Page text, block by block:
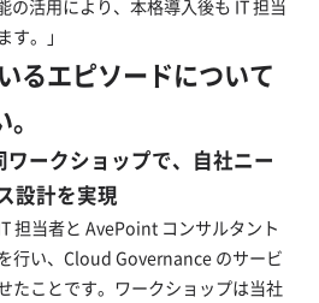
活用により、本格導入後も IT 担当
。」
るエピソードについて
ークショップで、自社ニー
設計を実現
担当者と AvePoint コンサルタント
行い、Cloud Governance のサービ
たことです。ワークショップは当社